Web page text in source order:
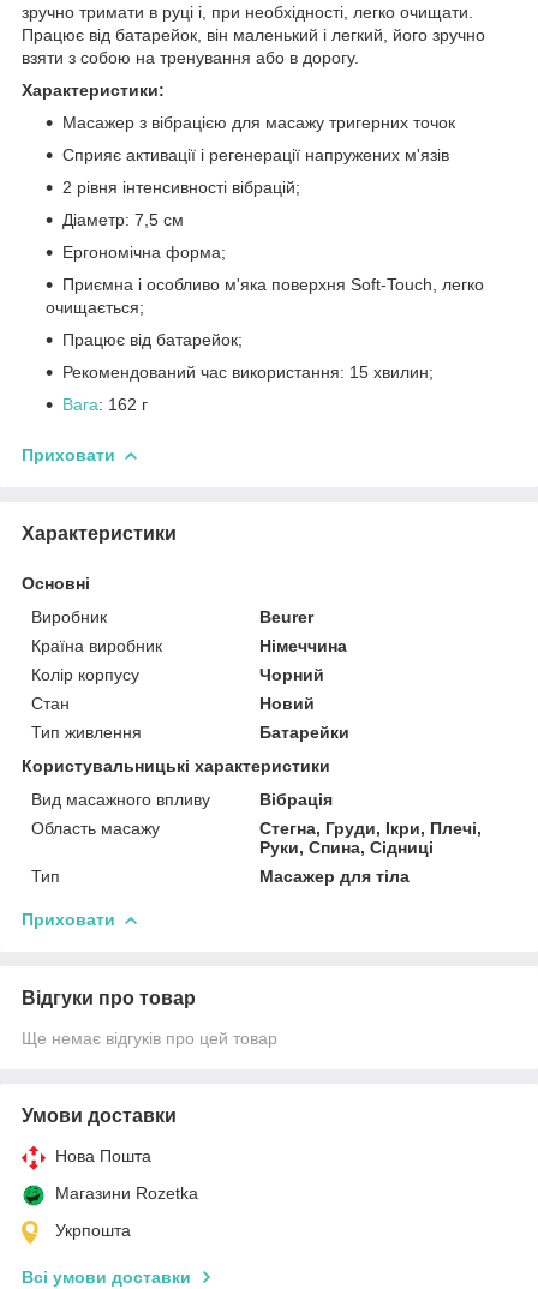
зручно тримати в руці і, при необхідності, легко очищати.
Працює від батарейок, він маленький і легкий, його зручно
взяти з собою на тренування або в дорогу.
Характеристики:
Масажер з вібрацією для масажу тригерних точок
Сприяє активації і регенерації напружених м'язів
2 рівня інтенсивності вібрацій;
Діаметр: 7,5 см
Ергономічна форма;
Приємна і особливо м'яка поверхня Soft-Touch, легко
очищається;
Працює від батарейок;
Рекомендований час використання: 15 хвилин;
Вага: 162 г
Приховати
Характеристики
Основні
Виробник
Beurer
Країна виробник
Німеччина
Колір корпусу
Чорний
Стан
Новий
Тип живлення
Батарейки
Користувальницькі характеристики
Вид масажного впливу
Вібрація
Область масажу
Стегна, Груди, Ікри, Плечі,
Руки, Спина, Сідниці
Тип
Масажер для тіла
Приховати
Відгуки про товар
Ще немає відгуків про цей товар
Умови доставки
Нова Пошта
Магазини Rozetka
Укрпошта
Всі умови доставки